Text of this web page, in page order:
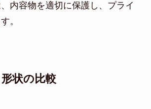
内容物を適切に保護し、プライ
。
状の比較